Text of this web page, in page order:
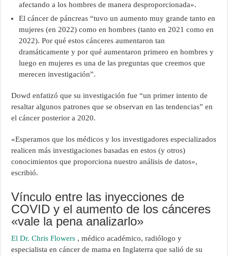
afectando a los hombres de manera desproporcionada».
El cáncer de páncreas “tuvo un aumento muy grande tanto en
mujeres (en 2022) como en hombres (tanto en 2021 como en
2022). Por qué estos cánceres aumentaron tan
dramáticamente y por qué aumentaron primero en hombres y
luego en mujeres es una de las preguntas que creemos que
merecen investigación”.
Dowd enfatizó que su investigación fue “un primer intento de
resaltar algunos patrones que se observan en las tendencias” en
el cáncer posterior a 2020.
«Esperamos que los médicos y los investigadores especializados
realicen más investigaciones basadas en estos (y otros)
conocimientos que proporciona nuestro análisis de datos»,
escribió.
Vínculo entre las inyecciones de
COVID y el aumento de los cánceres
«vale la pena analizarlo»
El Dr. Chris Flowers , médico académico, radiólogo y
especialista en cáncer de mama en Inglaterra que salió de su